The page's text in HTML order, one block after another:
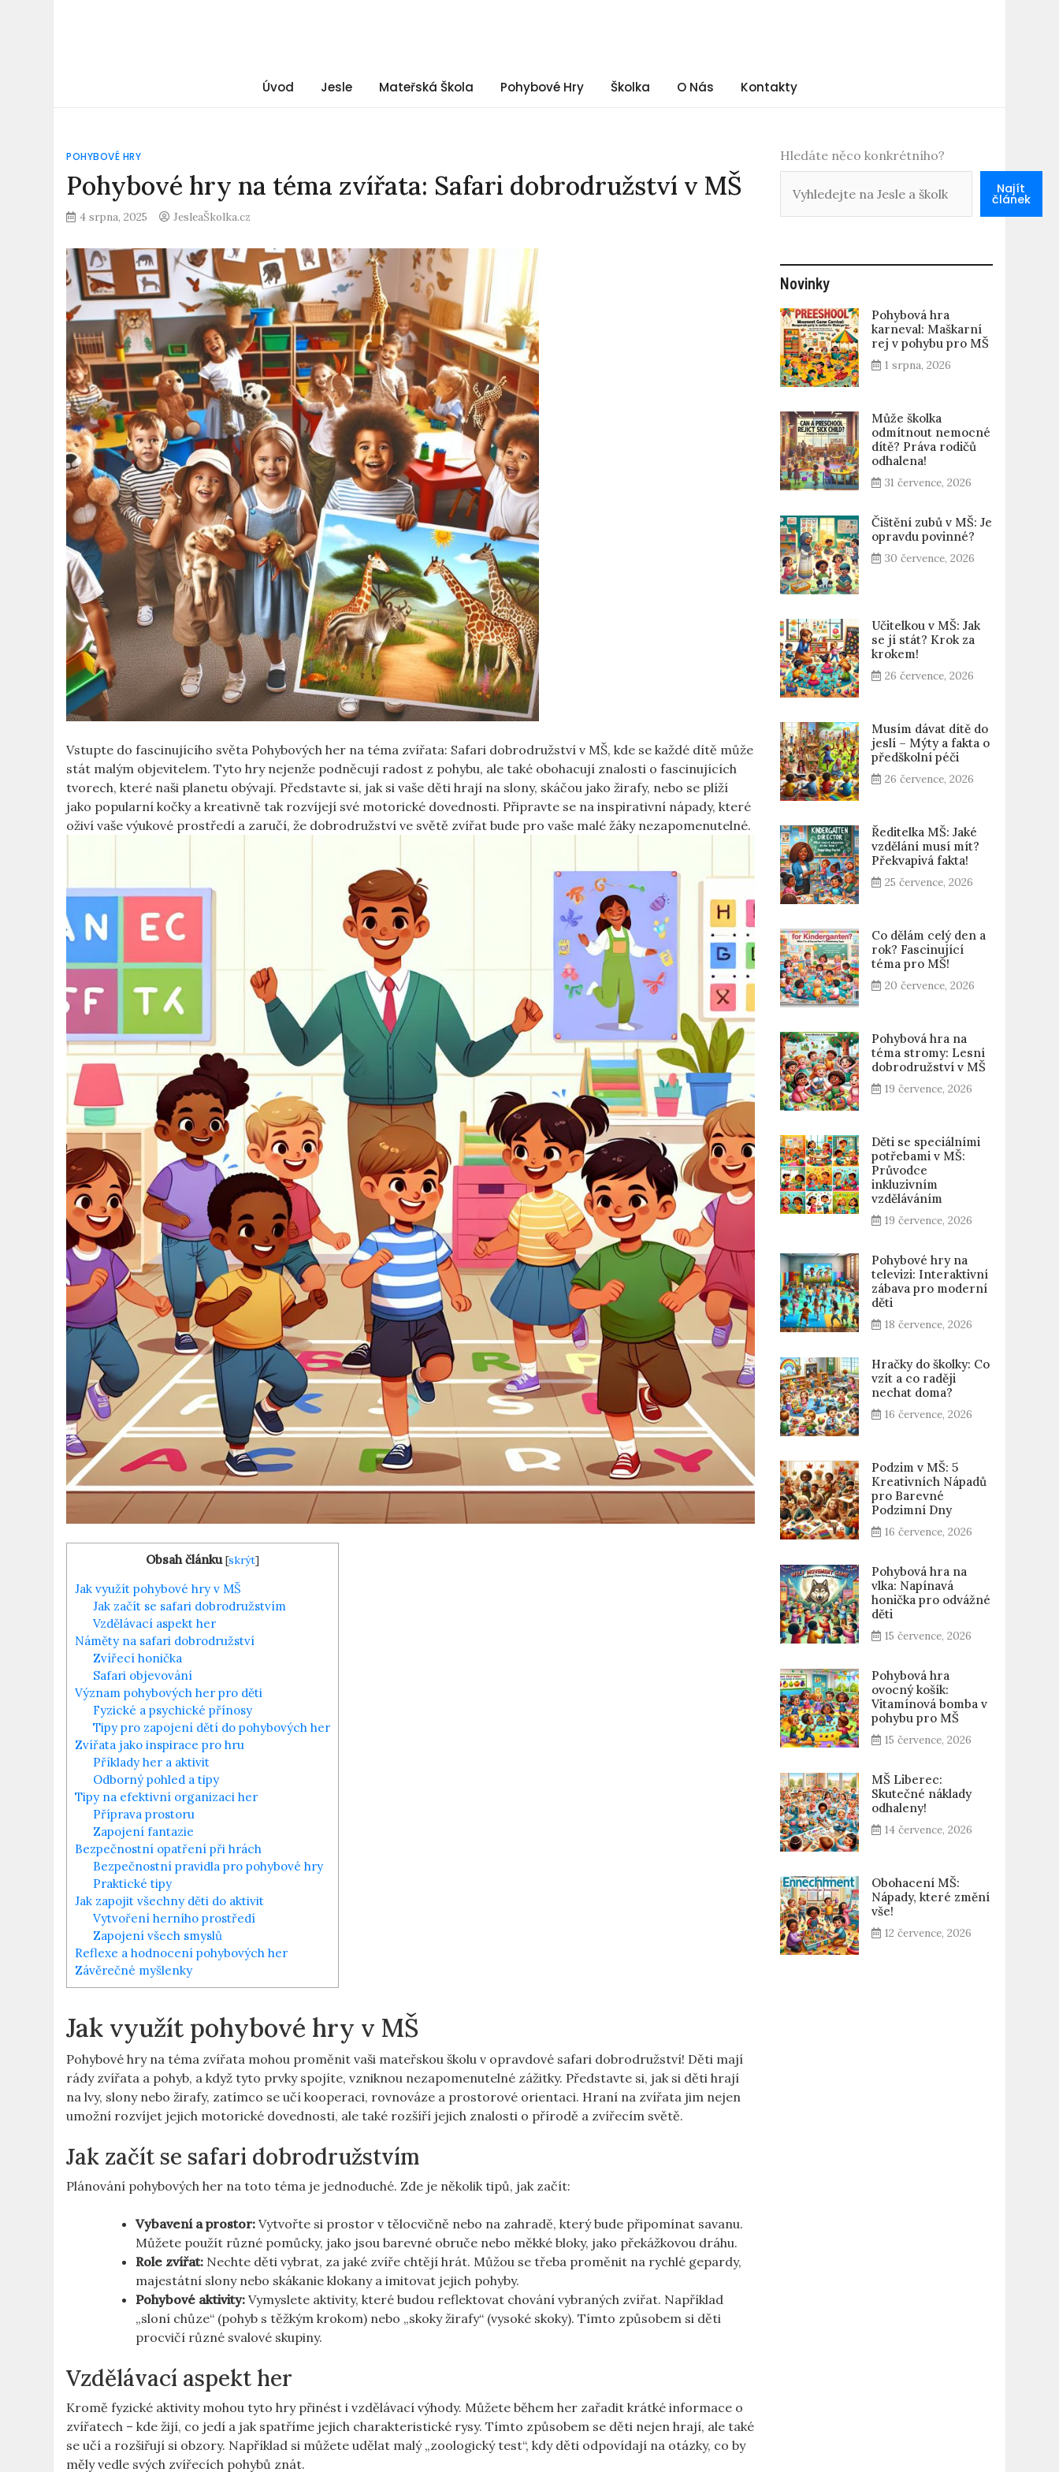
Úvod Jesle Mateřská Škola Pohybové Hry Školka O Nás Kontakty
POHYBOVÉ HRY
Pohybové hry na téma zvířata: Safari dobrodružství v MŠ
4 srpna, 2025 JesleaŠkolka.cz
Vstupte do fascinujícího světa Pohybových her na téma zvířata: Safari dobrodružství v MŠ, kde se každé dítě může
stát malým objevitelem. Tyto hry nejenže podněcují radost z pohybu, ale také obohacují znalosti o fascinujících
tvorech, které naši planetu obývají. Představte si, jak si vaše děti hrají na slony, skáčou jako žirafy, nebo se plíží
jako popularní kočky a kreativně tak rozvíjejí své motorické dovednosti. Připravte se na inspirativní nápady, které
oživí vaše výukové prostředí a zaručí, že dobrodružství ve světě zvířat bude pro vaše malé žáky nezapomenutelné.
Obsah článku [skrýt]
Jak využít pohybové hry v MŠ
Jak začít se safari dobrodružstvím
Vzdělávací aspekt her
Náměty na safari dobrodružství
Zvířecí honička
Safari objevování
Význam pohybových her pro děti
Fyzické a psychické přínosy
Tipy pro zapojení dětí do pohybových her
Zvířata jako inspirace pro hru
Příklady her a aktivit
Odborný pohled a tipy
Tipy na efektivní organizaci her
Příprava prostoru
Zapojení fantazie
Bezpečnostní opatření při hrách
Bezpečnostní pravidla pro pohybové hry
Praktické tipy
Jak zapojit všechny děti do aktivit
Vytvoření herního prostředí
Zapojení všech smyslů
Reflexe a hodnocení pohybových her
Závěrečné myšlenky
Jak využít pohybové hry v MŠ
Pohybové hry na téma zvířata mohou proměnit vaši mateřskou školu v opravdové safari dobrodružství! Děti mají
rády zvířata a pohyb, a když tyto prvky spojíte, vzniknou nezapomenutelné zážitky. Představte si, jak si děti hrají
na lvy, slony nebo žirafy, zatímco se učí kooperaci, rovnováze a prostorové orientaci. Hraní na zvířata jim nejen
umožní rozvíjet jejich motorické dovednosti, ale také rozšíří jejich znalosti o přírodě a zvířecím světě.
Jak začít se safari dobrodružstvím
Plánování pohybových her na toto téma je jednoduché. Zde je několik tipů, jak začít:
Vybavení a prostor: Vytvořte si prostor v tělocvičně nebo na zahradě, který bude připomínat savanu.
Můžete použít různé pomůcky, jako jsou barevné obruče nebo měkké bloky, jako překážkovou dráhu.
Role zvířat: Nechte děti vybrat, za jaké zvíře chtějí hrát. Můžou se třeba proměnit na rychlé gepardy,
majestátní slony nebo skákanie klokany a imitovat jejich pohyby.
Pohybové aktivity: Vymyslete aktivity, které budou reflektovat chování vybraných zvířat. Například
„sloní chůze“ (pohyb s těžkým krokom) nebo „skoky žirafy“ (vysoké skoky). Tímto způsobem si děti
procvičí různé svalové skupiny.
Vzdělávací aspekt her
Kromě fyzické aktivity mohou tyto hry přinést i vzdělávací výhody. Můžete během her zařadit krátké informace o
zvířatech – kde žijí, co jedí a jak spatříme jejich charakteristické rysy. Tímto způsobem se děti nejen hrají, ale také
se učí a rozšiřují si obzory. Například si můžete udělat malý „zoologický test“, kdy děti odpovídají na otázky, co by
měly vedle svých zvířecích pohybů znát.
Hledáte něco konkrétního?
Najít
článek
Novinky
Pohybová hra
karneval: Maškarní
rej v pohybu pro MŠ
1 srpna, 2026
Může školka
odmítnout nemocné
dítě? Práva rodičů
odhalena!
31 července, 2026
Čištění zubů v MŠ: Je
opravdu povinné?
30 července, 2026
Učitelkou v MŠ: Jak
se jí stát? Krok za
krokem!
26 července, 2026
Musím dávat dítě do
jeslí – Mýty a fakta o
předškolní péči
26 července, 2026
Ředitelka MŠ: Jaké
vzdělání musí mít?
Překvapivá fakta!
25 července, 2026
Co dělám celý den a
rok? Fascinující
téma pro MŠ!
20 července, 2026
Pohybová hra na
téma stromy: Lesní
dobrodružství v MŠ
19 července, 2026
Děti se speciálními
potřebami v MŠ:
Průvodce
inkluzivním
vzděláváním
19 července, 2026
Pohybové hry na
televizi: Interaktivní
zábava pro moderní
děti
18 července, 2026
Hračky do školky: Co
vzít a co raději
nechat doma?
16 července, 2026
Podzim v MŠ: 5
Kreativních Nápadů
pro Barevné
Podzimní Dny
16 července, 2026
Pohybová hra na
vlka: Napínavá
honička pro odvážné
děti
15 července, 2026
Pohybová hra
ovocný košík:
Vitamínová bomba v
pohybu pro MŠ
15 července, 2026
MŠ Liberec:
Skutečné náklady
odhaleny!
14 července, 2026
Obohacení MŠ:
Nápady, které změní
vše!
12 července, 2026